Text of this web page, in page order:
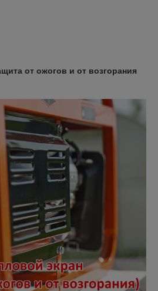
от ожогов и от возгорания